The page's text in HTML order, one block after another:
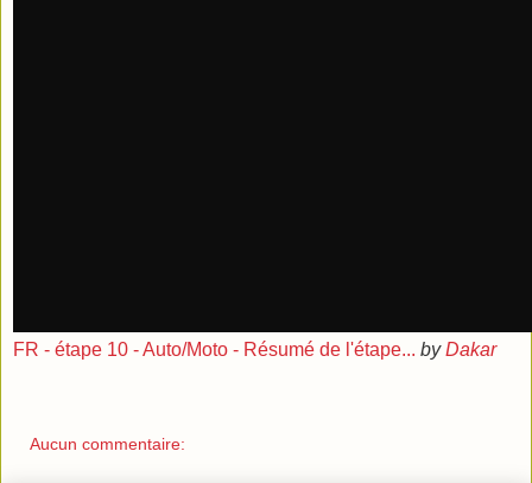
FR - étape 10 - Auto/Moto - Résumé de l'étape... byDakar
Aucun commentaire: